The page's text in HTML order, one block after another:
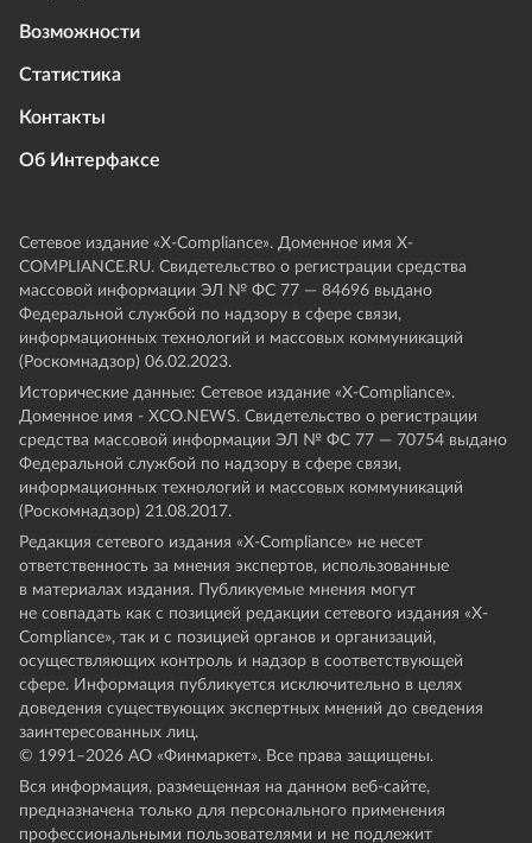
Возможности
Статистика
Контакты
Об Интерфаксе
Сетевое издание «Х-Compliance». Доменное имя X-
COMPLIANCE.RU. Свидетельство о регистрации средства
массовой информации ЭЛ № ФС 77 — 84696 выдано
Федеральной службой по надзору в сфере связи,
информационных технологий и массовых коммуникаций
(Роскомнадзор) 06.02.2023.
Исторические данные: Сетевое издание «Х-Compliance».
Доменное имя - XCO.NEWS. Свидетельство о регистрации
средства массовой информации ЭЛ № ФС 77 — 70754 выдано
Федеральной службой по надзору в сфере связи,
информационных технологий и массовых коммуникаций
(Роскомнадзор) 21.08.2017.
Редакция сетевого издания «X-Compliance» не несет
ответственность за мнения экспертов, использованные
в материалах издания. Публикуемые мнения могут
не совпадать как с позицией редакции сетевого издания «X-
Compliance», так и с позицией органов и организаций,
осуществляющих контроль и надзор в соответствующей
сфере. Информация публикуется исключительно в целях
доведения существующих экспертных мнений до сведения
заинтересованных лиц.
© 1991–2026 АО «Финмаркет». Все права защищены.
Вся информация, размещенная на данном веб-сайте,
предназначена только для персонального применения
профессиональными пользователями и не подлежит